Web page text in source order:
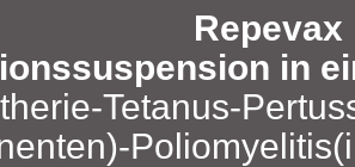
Repevax
in
Tetanus-